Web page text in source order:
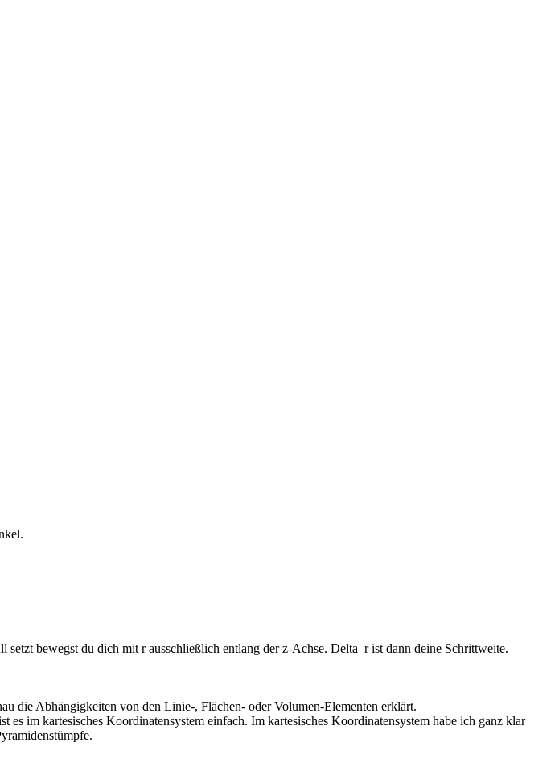
bewegst du dich mit r ausschließlich entlang der z-Achse. Delta_r ist dann deine Schrittweite.
die Abhängigkeiten von den Linie-, Flächen- oder Volumen-Elementen erklärt.
im kartesisches Koordinatensystem einfach. Im kartesisches Koordinatensystem habe ich ganz klar